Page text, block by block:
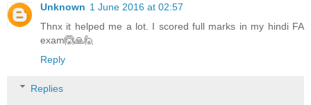
Unknown 1 June 2016 at 02:57
Thnx it helped me a lot. I scored full marks in my hindi FA
exam🙆🙏🙋
Reply
Replies